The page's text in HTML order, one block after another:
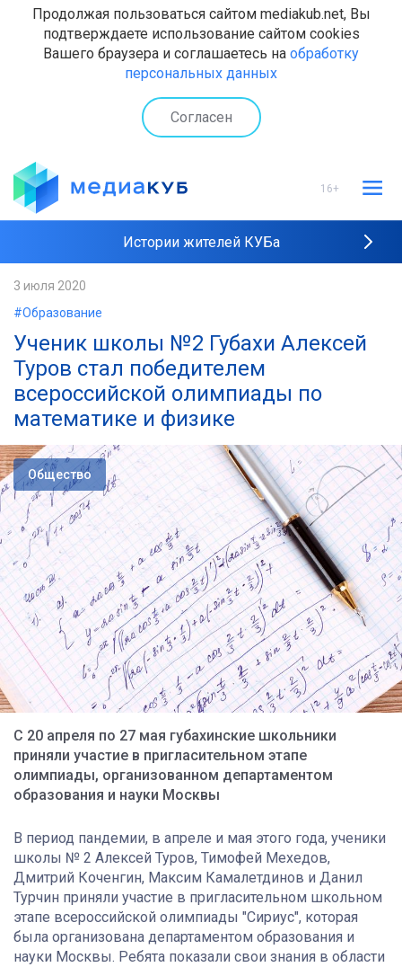
Продолжая пользоваться сайтом mediakub.net, Вы
подтверждаете использование сайтом cookies
Вашего браузера и соглашаетесь на обработку
персональных данных
Согласен
16+
Истории жителей КУБа
Наши интервью
3 июля 2020
#Образование
Ученик школы №2 Губахи Алексей
Туров стал победителем
всероссийской олимпиады по
математике и физике
Общество
С 20 апреля по 27 мая губахинские школьники
приняли участие в пригласительном этапе
олимпиады, организованном департаментом
образования и науки Москвы
В период пандемии, в апреле и мая этого года, ученики
школы № 2 Алексей Туров, Тимофей Мехедов,
Дмитрий Коченгин, Максим Камалетдинов и Данил
Турчин приняли участие в пригласительном школьном
этапе всероссийской олимпиады "Сириус", которая
была организована департаментом образования и
науки Москвы. Ребята показали свои знания в области